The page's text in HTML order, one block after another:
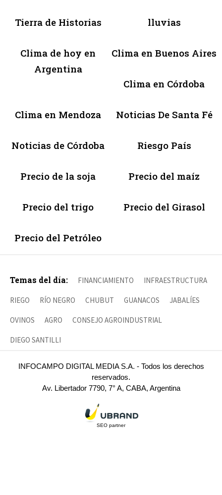
Tierra de Historias lluvias
Clima de hoy en
Argentina
Clima en Buenos Aires
Clima en Córdoba
Clima en Mendoza Noticias De Santa Fé
Noticias de Córdoba Riesgo País
Precio de la soja Precio del maíz
Precio del trigo Precio del Girasol
Precio del Petróleo
Temas del día: FINANCIAMIENTO INFRAESTRUCTURA
RIEGO RÍO NEGRO CHUBUT GUANACOS JABALÍES
OVINOS AGRO CONSEJO AGROINDUSTRIAL
DIEGO SANTILLI
INFOCAMPO DIGITAL MEDIA S.A. - Todos los derechos
reservados.
Av. Libertador 7790, 7° A, CABA, Argentina
SEO partner